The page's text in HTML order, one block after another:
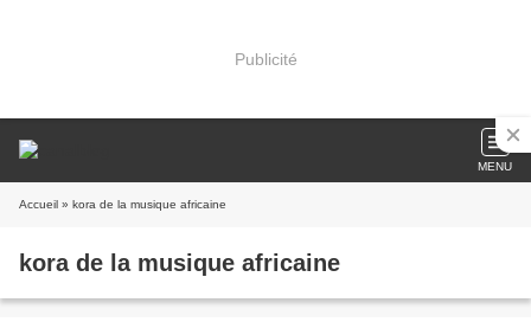
Publicité
MENU
Accueil » kora de la musique africaine
kora de la musique africaine